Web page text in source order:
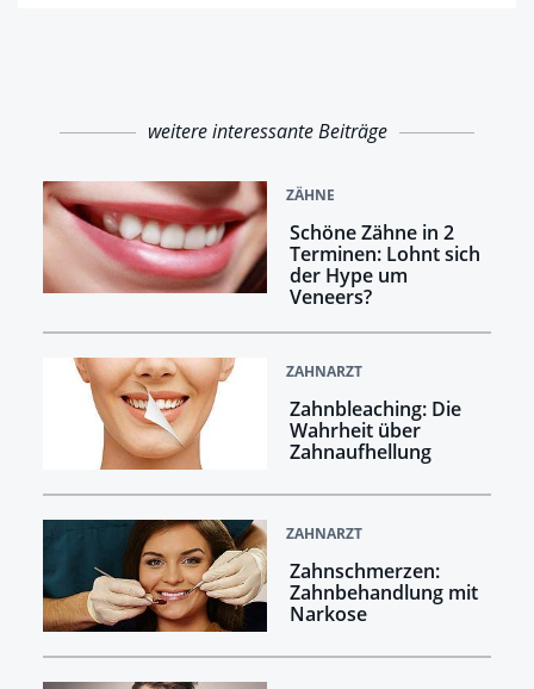
weitere interessante Beiträge
ZÄHNE
Schöne Zähne in 2
Terminen: Lohnt sich
der Hype um
Veneers?
ZAHNARZT
Zahnbleaching: Die
Wahrheit über
Zahnaufhellung
ZAHNARZT
Zahnschmerzen:
Zahnbehandlung mit
Narkose